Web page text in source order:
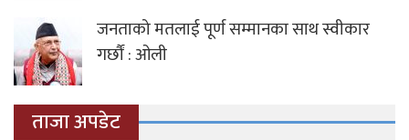
जनताको मतलाई पूर्ण सम्मानका साथ स्वीकार
गर्छौं : ओली
ताजा अपडेट